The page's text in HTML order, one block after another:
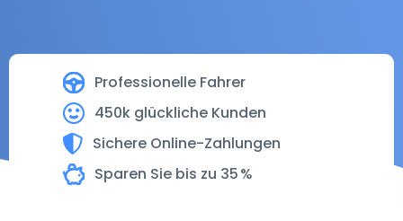
Professionelle Fahrer
450k glückliche Kunden
Sichere Online-Zahlungen
Sparen Sie bis zu 35 %